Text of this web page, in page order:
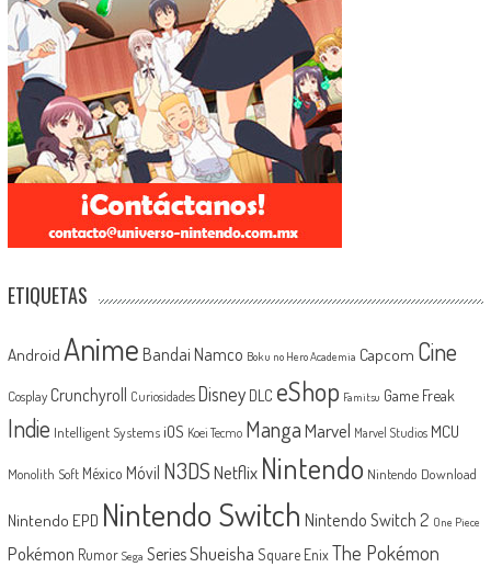
ETIQUETAS
Android Anime Bandai Namco Boku no Hero Academia Capcom Cine
Cosplay Crunchyroll Curiosidades Disney DLC eShop Famitsu Game Freak
Indie Intelligent Systems iOS Koei Tecmo MangaMarvel Marvel Studios MCU
Monolith Soft México Móvil N3DSNetflix Nintendo Nintendo Download
Nintendo EPD Nintendo Switch Nintendo Switch 2 One Piece
Pokémon Rumor Sega SeriesShueisha Square EnixThe Pokémon